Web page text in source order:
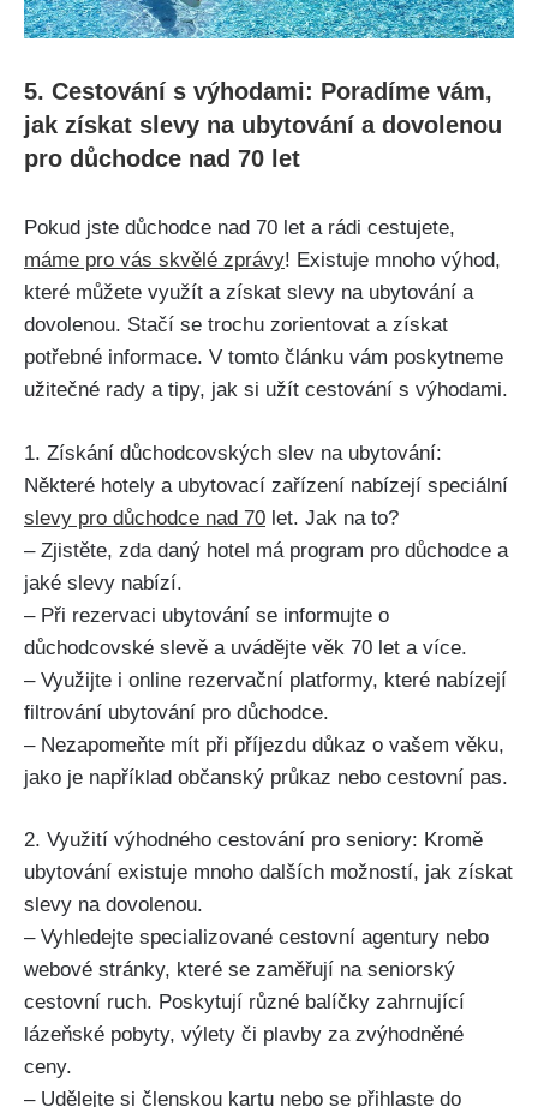
5. Cestování s výhodami: Poradíme vám,
jak získat slevy na ubytování a dovolenou
pro důchodce nad 70 let
Pokud jste důchodce nad 70 let a rádi cestujete,
máme pro vás skvělé zprávy! Existuje mnoho výhod,
které můžete využít a získat slevy na ubytování a
dovolenou. Stačí se trochu zorientovat a získat
potřebné informace. V tomto článku vám poskytneme
užitečné rady a tipy, jak si užít cestování s výhodami.
1. Získání důchodcovských slev na ubytování:
Některé hotely a ubytovací zařízení nabízejí speciální
slevy pro důchodce nad 70 let. Jak na to?
– Zjistěte, zda daný hotel má program pro důchodce a
jaké slevy nabízí.
– Při rezervaci ubytování se informujte o
důchodcovské slevě a uvádějte věk 70 let a více.
– Využijte i online rezervační platformy, které nabízejí
filtrování ubytování pro důchodce.
– Nezapomeňte mít při příjezdu důkaz o vašem věku,
jako je například občanský průkaz nebo cestovní pas.
2. Využití výhodného cestování pro seniory: Kromě
ubytování existuje mnoho dalších možností, jak získat
slevy na dovolenou.
– Vyhledejte specializované cestovní agentury nebo
webové stránky, které se zaměřují na seniorský
cestovní ruch. Poskytují různé balíčky zahrnující
lázeňské pobyty, výlety či plavby za zvýhodněné
ceny.
– Udělejte si členskou kartu nebo se přihlaste do